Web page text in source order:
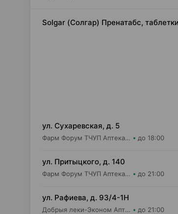
Solgar (Солгар) Пренатабс,
ул. Сухаревская, д. 5
Фарм Форум ТЧУП Аптека №4 до 18:00
ул. Притыцкого, д. 140
Фарм Форум ТЧУП Аптека №2 до 21:00
ул. Рафиева, д. 93/4-1Н
Добрыя леки-Эконом Аптека групп Центр ООО Аптека №1 до 21:00